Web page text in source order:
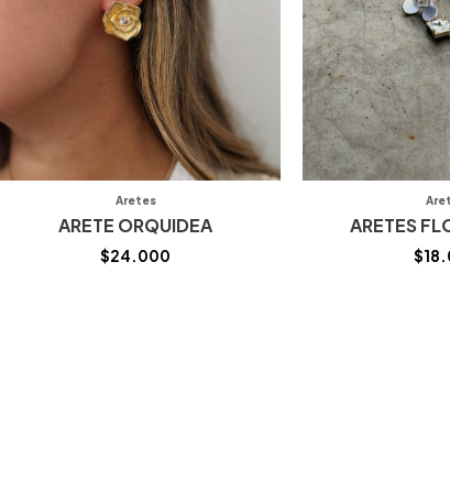
Aretes
ARETE ORQUIDEA
$24.000
ARETES
$